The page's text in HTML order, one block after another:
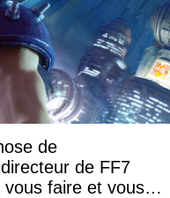
de
de FF7
faire et vous